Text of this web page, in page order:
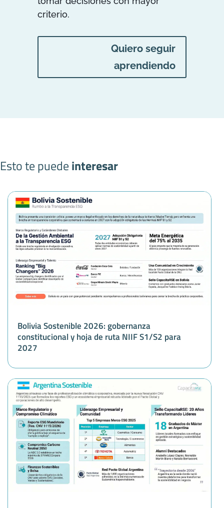
criterio.
Quiero seguir
aprendiendo
Esto te puedeinteresar
Bolivia Sostenible 2026: gobernanza
constitucional y hoja de ruta NIIF S1/S2 para
2027